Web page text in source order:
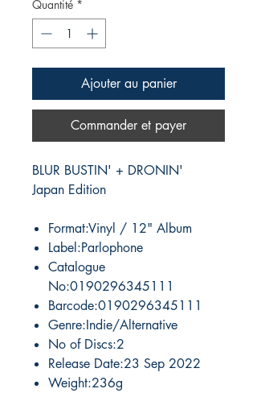
Quantité *
Ajouter au panier
Commander et payer
BLUR BUSTIN' + DRONIN'
Japan Edition
Format:Vinyl / 12" Album
Label:Parlophone
Catalogue
No:0190296345111
Barcode:0190296345111
Genre:Indie/Alternative
No of Discs:2
Release Date:23 Sep 2022
Weight:236g